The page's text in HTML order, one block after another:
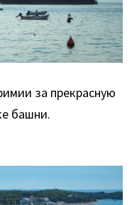
за прекрасную
башни.